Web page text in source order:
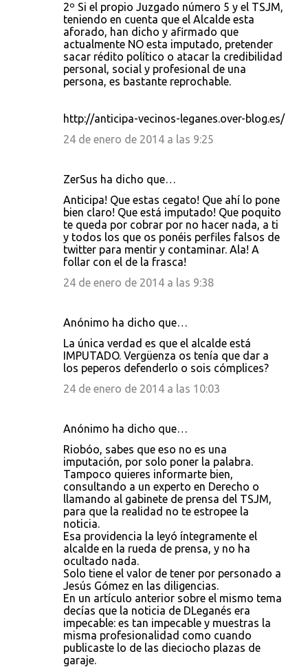
2º Si el propio Juzgado número 5 y el TSJM,
teniendo en cuenta que el Alcalde esta
aforado, han dicho y afirmado que
actualmente NO esta imputado, pretender
sacar rédito político o atacar la credibilidad
personal, social y profesional de una
persona, es bastante reprochable.
http://anticipa-vecinos-leganes.over-blog.es/
24 de enero de 2014 a las 9:25
ZerSus ha dicho que…
Anticipa! Que estas cegato! Que ahí lo pone
bien claro! Que está imputado! Que poquito
te queda por cobrar por no hacer nada, a ti
y todos los que os ponéis perfiles falsos de
twitter para mentir y contaminar. Ala! A
follar con el de la frasca!
24 de enero de 2014 a las 9:38
Anónimo ha dicho que…
La única verdad es que el alcalde está
IMPUTADO. Vergüenza os tenía que dar a
los peperos defenderlo o sois cómplices?
24 de enero de 2014 a las 10:03
Anónimo ha dicho que…
Riobóo, sabes que eso no es una
imputación, por solo poner la palabra.
Tampoco quieres informarte bien,
consultando a un experto en Derecho o
llamando al gabinete de prensa del TSJM,
para que la realidad no te estropee la
noticia.
Esa providencia la leyó íntegramente el
alcalde en la rueda de prensa, y no ha
ocultado nada.
Solo tiene el valor de tener por personado a
Jesús Gómez en las diligencias.
En un artículo anterior sobre el mismo tema
decías que la noticia de DLeganés era
impecable: es tan impecable y muestras la
misma profesionalidad como cuando
publicaste lo de las dieciocho plazas de
garaje.